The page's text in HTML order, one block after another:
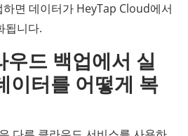
면 데이터가 HeyTap Cloud에서
됩니다.
우드 백업에서 실
이터를 어떻게 복